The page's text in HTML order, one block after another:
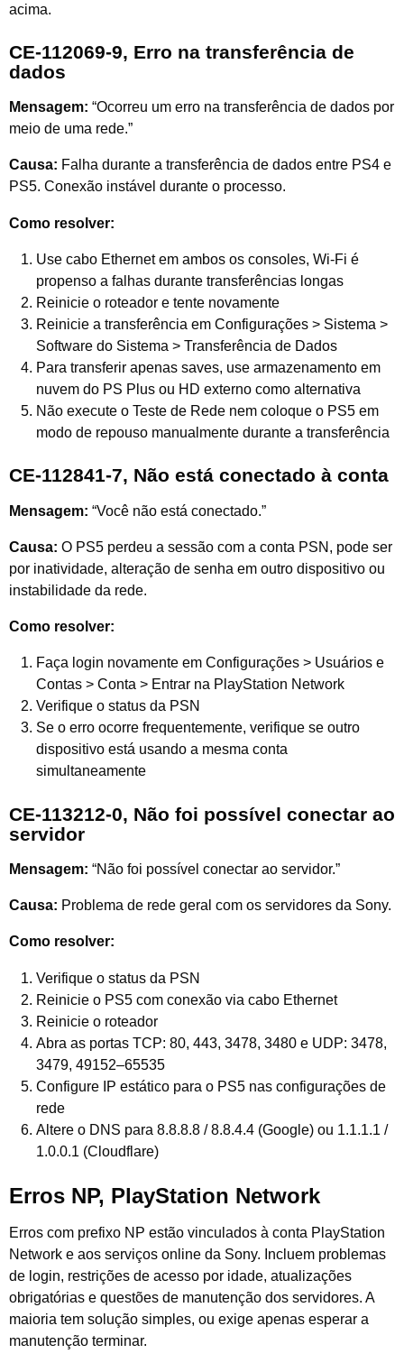
acima.
CE-112069-9, Erro na transferência de
dados
Mensagem: “Ocorreu um erro na transferência de dados por
meio de uma rede.”
Causa: Falha durante a transferência de dados entre PS4 e
PS5. Conexão instável durante o processo.
Como resolver:
Use cabo Ethernet em ambos os consoles, Wi-Fi é
propenso a falhas durante transferências longas
Reinicie o roteador e tente novamente
Reinicie a transferência em Configurações > Sistema >
Software do Sistema > Transferência de Dados
Para transferir apenas saves, use armazenamento em
nuvem do PS Plus ou HD externo como alternativa
Não execute o Teste de Rede nem coloque o PS5 em
modo de repouso manualmente durante a transferência
CE-112841-7, Não está conectado à conta
Mensagem: “Você não está conectado.”
Causa: O PS5 perdeu a sessão com a conta PSN, pode ser
por inatividade, alteração de senha em outro dispositivo ou
instabilidade da rede.
Como resolver:
Faça login novamente em Configurações > Usuários e
Contas > Conta > Entrar na PlayStation Network
Verifique o status da PSN
Se o erro ocorre frequentemente, verifique se outro
dispositivo está usando a mesma conta
simultaneamente
CE-113212-0, Não foi possível conectar ao
servidor
Mensagem: “Não foi possível conectar ao servidor.”
Causa: Problema de rede geral com os servidores da Sony.
Como resolver:
Verifique o status da PSN
Reinicie o PS5 com conexão via cabo Ethernet
Reinicie o roteador
Abra as portas TCP: 80, 443, 3478, 3480 e UDP: 3478,
3479, 49152–65535
Configure IP estático para o PS5 nas configurações de
rede
Altere o DNS para 8.8.8.8 / 8.8.4.4 (Google) ou 1.1.1.1 /
1.0.0.1 (Cloudflare)
Erros NP, PlayStation Network
Erros com prefixo NP estão vinculados à conta PlayStation
Network e aos serviços online da Sony. Incluem problemas
de login, restrições de acesso por idade, atualizações
obrigatórias e questões de manutenção dos servidores. A
maioria tem solução simples, ou exige apenas esperar a
manutenção terminar.